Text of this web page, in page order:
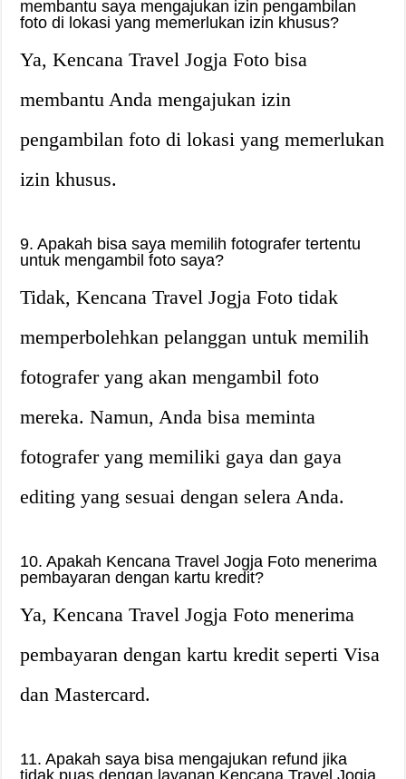
membantu saya mengajukan izin pengambilan
foto di lokasi yang memerlukan izin khusus?
Ya, Kencana Travel Jogja Foto bisa
membantu Anda mengajukan izin
pengambilan foto di lokasi yang memerlukan
izin khusus.
9. Apakah bisa saya memilih fotografer tertentu
untuk mengambil foto saya?
Tidak, Kencana Travel Jogja Foto tidak
memperbolehkan pelanggan untuk memilih
fotografer yang akan mengambil foto
mereka. Namun, Anda bisa meminta
fotografer yang memiliki gaya dan gaya
editing yang sesuai dengan selera Anda.
10. Apakah Kencana Travel Jogja Foto menerima
pembayaran dengan kartu kredit?
Ya, Kencana Travel Jogja Foto menerima
pembayaran dengan kartu kredit seperti Visa
dan Mastercard.
11. Apakah saya bisa mengajukan refund jika
tidak puas dengan layanan Kencana Travel Jogja